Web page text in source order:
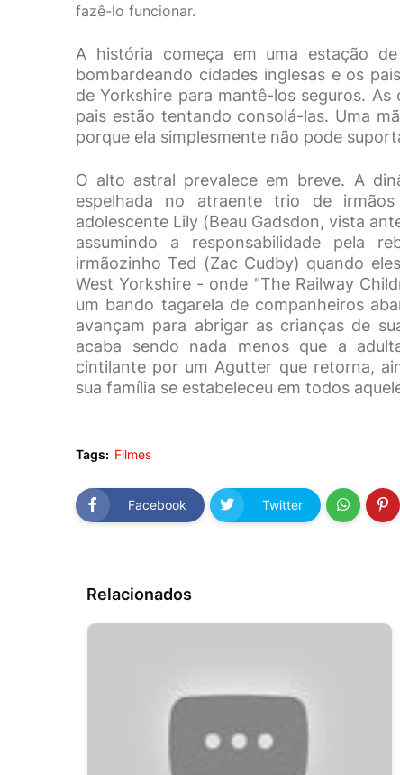
fazê-lo funcionar.
A história começa em uma estação
bombardeando cidades inglesas e os
de Yorkshire para mantê-los seguros.
pais estão tentando consolá-las. Uma
porque ela simplesmente não pode
O alto astral prevalece em breve. A
espelhada no atraente trio de
adolescente Lily (Beau Gadsdon, vista
assumindo a responsabilidade pela
irmãozinho Ted (Zac Cudby) quando
West Yorkshire - onde "The Railway
um bando tagarela de companheiros
avançam para abrigar as crianças de
acaba sendo nada menos que a
cintilante por um Agutter que retorna,
sua família se estabeleceu em todos
Tags: Filmes
Facebook Twitter
Relacionados